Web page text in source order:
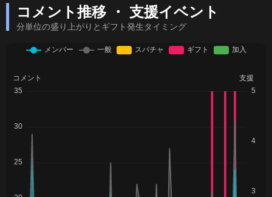
コメント推移 ・ 支援イベント
分単位の盛り上がりとギフト発生タイミング